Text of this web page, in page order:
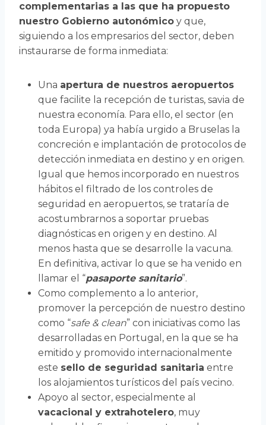
complementarias a las que ha propuesto
nuestro Gobierno autonómico y que,
siguiendo a los empresarios del sector, deben
instaurarse de forma inmediata:
Una apertura de nuestros aeropuertos
que facilite la recepción de turistas, savia de
nuestra economía. Para ello, el sector (en
toda Europa) ya había urgido a Bruselas la
concreción e implantación de protocolos de
detección inmediata en destino y en origen.
Igual que hemos incorporado en nuestros
hábitos el filtrado de los controles de
seguridad en aeropuertos, se trataría de
acostumbrarnos a soportar pruebas
diagnósticas en origen y en destino. Al
menos hasta que se desarrolle la vacuna.
En definitiva, activar lo que se ha venido en
llamar el “pasaporte sanitario”.
Como complemento a lo anterior,
promover la percepción de nuestro destino
como “safe & clean” con iniciativas como las
desarrolladas en Portugal, en la que se ha
emitido y promovido internacionalmente
este sello de seguridad sanitaria entre
los alojamientos turísticos del país vecino.
Apoyo al sector, especialmente al
vacacional y extrahotelero, muy